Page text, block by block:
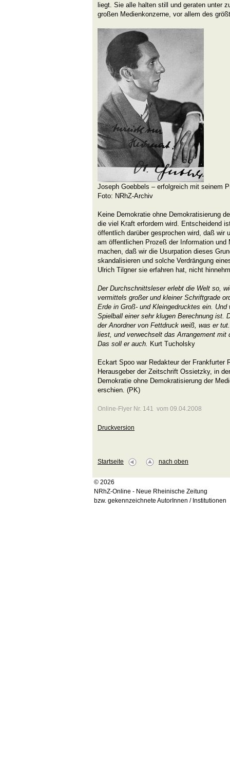
liegt. Sie alle halten still und geraten unter
großen Medienkonzerne, vor allem des
Joseph Goebbels – erfolgreich mit seinem
Foto: NRhZ-Archiv
Keine Demokratie ohne Demokratisierung
die viel Kraft erfordern wird. Entscheidend
öffentlich darüber gesprochen wird, daß wir
am öffentlichen Prozeß der Information und
machen, daß wir die Usurpation dieses
skandalisieren und solche Verdrängung
Ulrich Tilgner sie erfahren hat, nicht
Der Durchschnittsleser erlebt die Welt so,
vermittels großer und kleiner Schriftgrade
Erde in Groß- und Kleingedrucktes ein.
Spielball einer sehr klugen Berechnung ist.
der Anordner von Fettdruck weiß, was er
liest, und verwechselt das Arrangement mit
Das soll er auch. Kurt Tucholsky
Eckart Spoo war Redakteur der Frankfurter
Herausgeber der Zeitschrift Ossietzky, in
Demokratie ohne Demokratisierung der
erschien. (PK)
Online-Flyer Nr. 141 vom 09.04.2008
Druckversion
Startseite nach oben
© 2026
NRhZ-Online - Neue Rheinische Zeitung
bzw. gekennzeichnete AutorInnen / Institutionen